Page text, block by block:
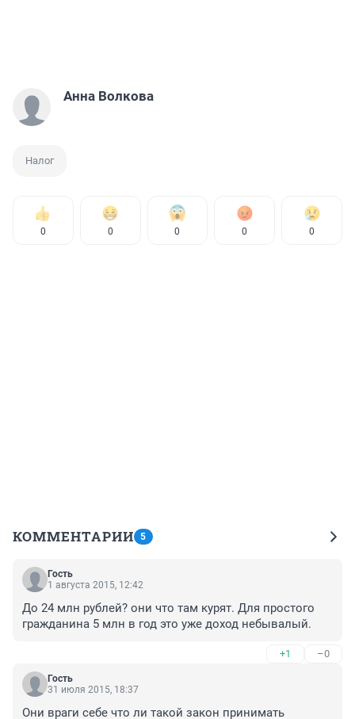
Анна Волкова
Налог
0 0 0 0 0
КОММЕНТАРИИ 5
Гость
1 августа 2015, 12:42
До 24 млн рублей? они что там курят. Для простого
гражданина 5 млн в год это уже доход небывалый.
+1 –0
Гость
31 июля 2015, 18:37
Они враги себе что ли такой закон принимать